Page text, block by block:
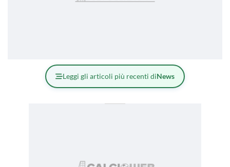
Leggi gli articoli più recenti diNews